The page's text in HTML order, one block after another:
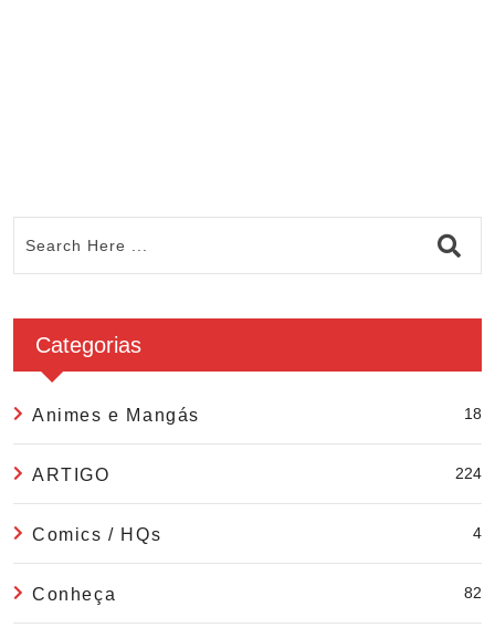
Categorias
Animes e Mangás 18
ARTIGO 224
Comics / HQs 4
Conheça 82